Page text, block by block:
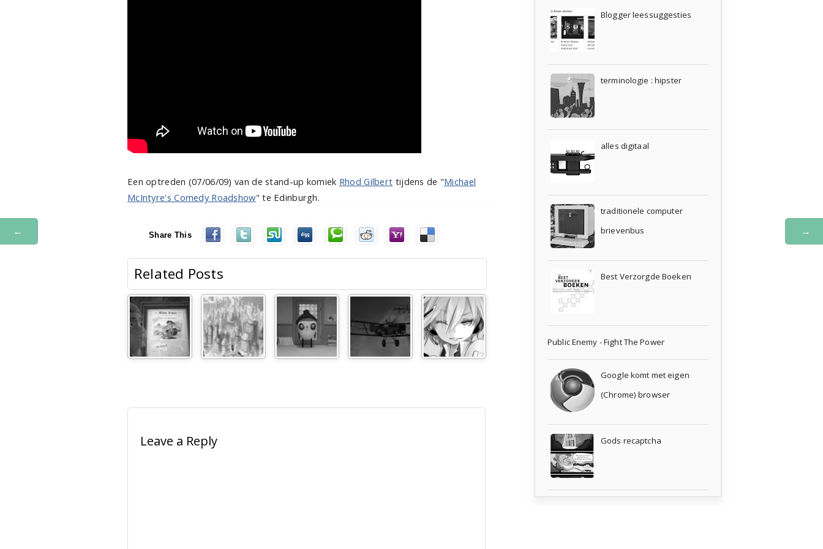
Een optreden (07/06/09) van de stand-up komiek Rhod Gilbert tijdens de "Michael
McIntyre's Comedy Roadshow" te Edinburgh.
Share This
Related Posts
Leave a Reply
← →
Blogger leessuggesties
terminologie : hipster
alles digitaal
traditionele computer
brievenbus
Best Verzorgde Boeken
Public Enemy - Fight The Power
Google komt met eigen
(Chrome) browser
Gods recaptcha